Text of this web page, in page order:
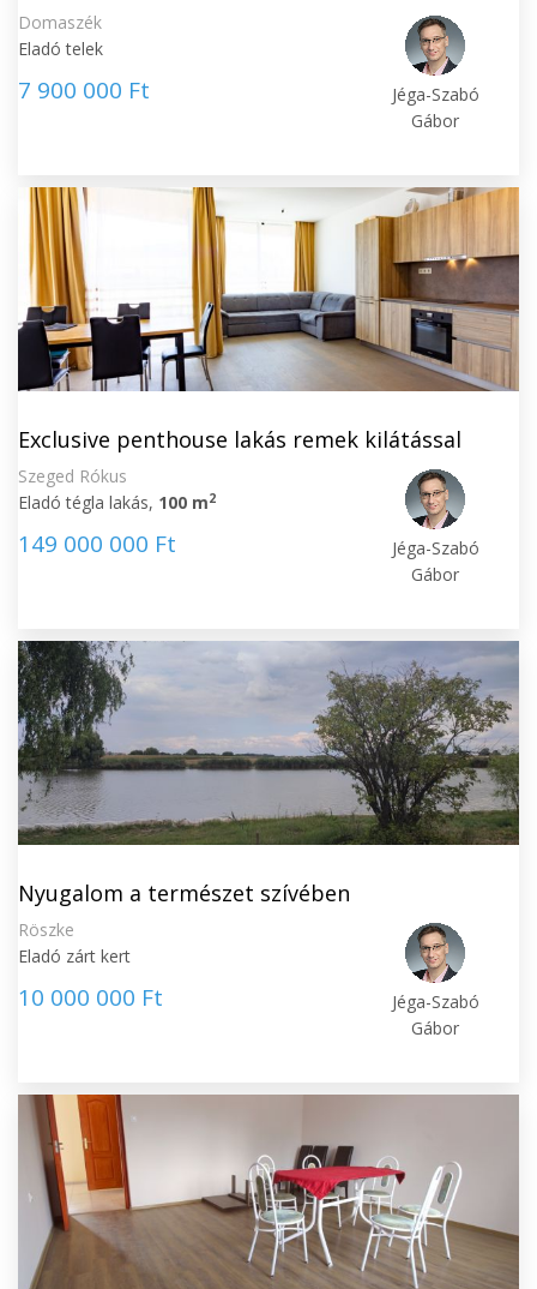
Domaszék
Eladó telek
7 900 000 Ft
Jéga-Szabó
Gábor
Exclusive penthouse lakás remek kilátással
Szeged Rókus
Eladó tégla lakás, 100 m2
149 000 000 Ft
Jéga-Szabó
Gábor
Nyugalom a természet szívében
Röszke
Eladó zárt kert
10 000 000 Ft
Jéga-Szabó
Gábor